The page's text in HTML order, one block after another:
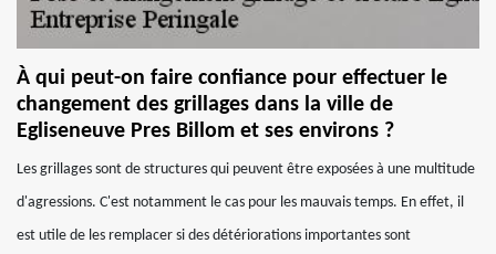
À qui peut-on faire confiance pour effectuer le
changement des grillages dans la ville de
Egliseneuve Pres Billom et ses environs ?
Les grillages sont de structures qui peuvent être exposées à une multitude
d'agressions. C'est notamment le cas pour les mauvais temps. En effet, il
est utile de les remplacer si des détériorations importantes sont